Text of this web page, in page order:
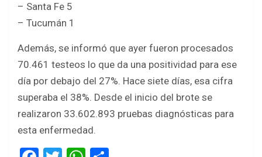
– Santa Fe 5
– Tucumán 1
Además, se informó que ayer fueron procesados
70.461 testeos lo que da una positividad para ese
día por debajo del 27%. Hace siete días, esa cifra
superaba el 38%. Desde el inicio del brote se
realizaron 33.602.893 pruebas diagnósticas para
esta enfermedad.